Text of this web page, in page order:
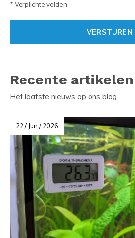
* Verplichte velden
VERSTUREN
Recente artikelen
Het laatste nieuws op ons blog
22 / Jun / 2026